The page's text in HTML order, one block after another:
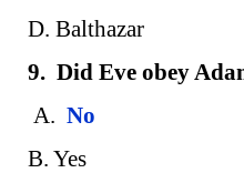
D. Balthazar
9. Did Eve obey
A. No
B. Yes